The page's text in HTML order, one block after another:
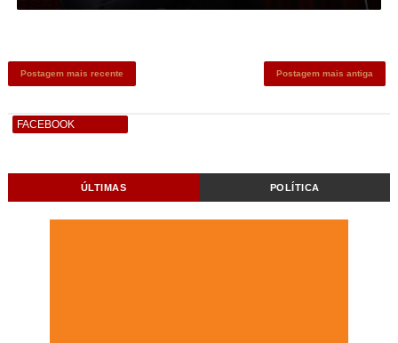
Postagem mais recente Postagem mais antiga
FACEBOOK
ÚLTIMAS POLÍTICA